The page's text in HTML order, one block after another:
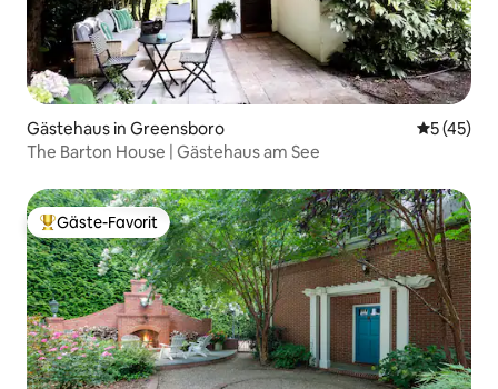
Gästehaus in Greensboro
5 (45)
The Barton House | Gästehaus am See
Beliebter Gäste-Favorit.
Gäste-Favorit